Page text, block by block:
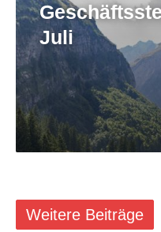
Juli
Weitere Beiträge